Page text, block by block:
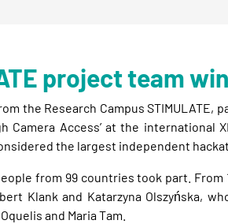
project team
the Research Campus
Camera Access’ at the
the largest independent
from 99 countries took part.
Klank and Katarzyna Olszyńska,
and Maria Tam.